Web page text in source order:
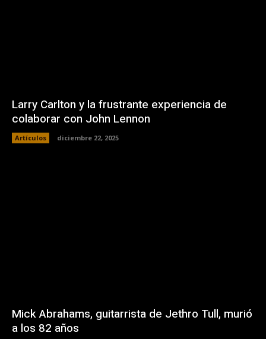
Larry Carlton y la frustrante experiencia de
colaborar con John Lennon
Artículos diciembre 22, 2025
Mick Abrahams, guitarrista de Jethro Tull, murió
a los 82 años